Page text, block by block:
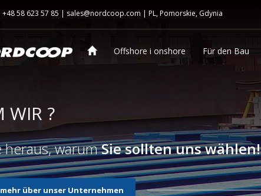
+48 58 623 57 85 | sales@nordcoop.com | PL, Pomorskie, Gdynia
Offshore i onshore Für den Bau
WIR ?
heraus, warumSie sollten uns wählen!
über unser Unternehmen